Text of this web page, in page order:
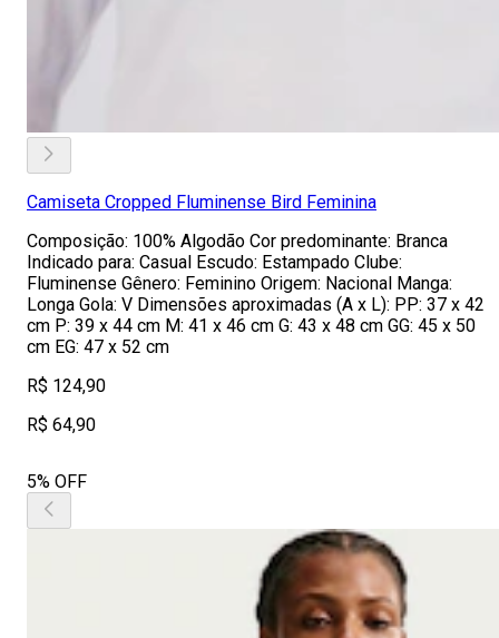
Camiseta Cropped Fluminense Bird Feminina
Composição: 100% Algodão Cor predominante: Branca
Indicado para: Casual Escudo: Estampado Clube:
Fluminense Gênero: Feminino Origem: Nacional Manga:
Longa Gola: V Dimensões aproximadas (A x L): PP: 37 x 42
cm P: 39 x 44 cm M: 41 x 46 cm G: 43 x 48 cm GG: 45 x 50
cm EG: 47 x 52 cm
R$ 124,90
R$ 64,90
5% OFF